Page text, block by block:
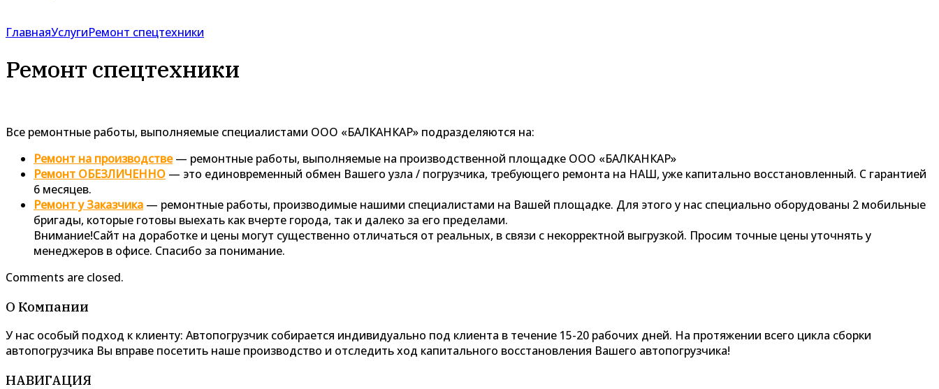
ГлавнаяУслугиРемонт спецтехники
Ремонт спецтехники
Все ремонтные работы, выполняемые специалистами ООО «БАЛКАНКАР» подразделяются на:
Ремонт на производстве— ремонтные работы, выполняемые на производственной площадке ООО «БАЛКАНКАР»
Ремонт ОБЕЗЛИЧЕННО — это единовременный обмен Вашего узла / погрузчика, требующего ремонта на НАШ, уже капитально восстановленный. С гарантией
6 месяцев.
Ремонт у Заказчика — ремонтные работы, производимые нашими специалистами на Вашей площадке. Для этого у нас специально оборудованы 2 мобильные
бригады, которые готовы выехать как вчерте города, так и далеко за его пределами.
Внимание!Сайт на доработке и цены могут существенно отличаться от реальных, в связи с некорректной выгрузкой. Просим точные цены уточнять у
менеджеров в офисе. Спасибо за понимание.
Comments are closed.
О Компании
У нас особый подход к клиенту: Автопогрузчик собирается индивидуально под клиента в течение 15-20 рабочих дней. На протяжении всего цикла сборки
автопогрузчика Вы вправе посетить наше производство и отследить ход капитального восстановления Вашего автопогрузчика!
НАВИГАЦИЯ